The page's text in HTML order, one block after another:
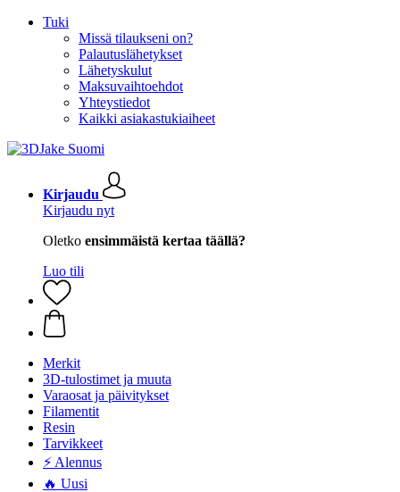
Tuki
Missä tilaukseni on?
Palautuslähetykset
Lähetyskulut
Maksuvaihtoehdot
Yhteystiedot
Kaikki asiakastukiaiheet
Kirjaudu
Kirjaudu nyt
Oletko ensimmäistä kertaa täällä?
Luo tili
Merkit
3D-tulostimet ja muuta
Varaosat ja päivitykset
Filamentit
Resin
Tarvikkeet
⚡ Alennus
🔥 Uusi